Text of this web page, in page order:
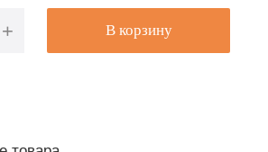
+ В корзину